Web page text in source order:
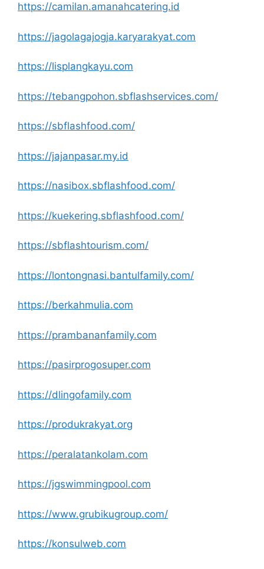
https://camilan.amanahcatering.id
https://jagolagajogja.karyarakyat.com
https://lisplangkayu.com
https://tebangpohon.sbflashservices.com/
https://sbflashfood.com/
https://jajanpasar.my.id
https://nasibox.sbflashfood.com/
https://kuekering.sbflashfood.com/
https://sbflashtourism.com/
https://lontongnasi.bantulfamily.com/
https://berkahmulia.com
https://prambananfamily.com
https://pasirprogosuper.com
https://dlingofamily.com
https://produkrakyat.org
https://peralatankolam.com
https://jgswimmingpool.com
https://www.grubikugroup.com/
https://konsulweb.com